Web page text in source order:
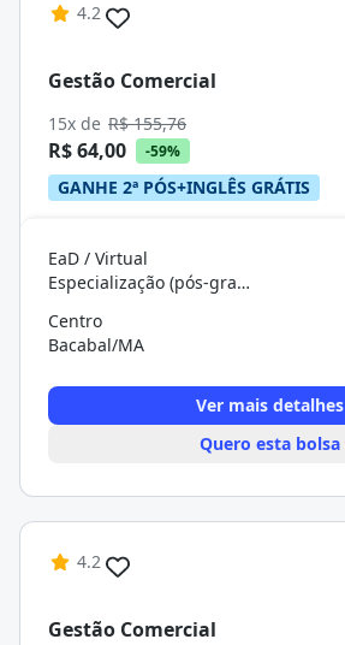
4.2
Gestão Comercial
15x de R$ 155,76
R$ 64,00 -59%
GANHE 2ª PÓS+INGLÊS GRÁTIS
EaD / Virtual
Especialização (pós-graduação)
Centro
Bacabal/MA
Ver mais detalhes
Quero esta bolsa
4.2
Gestão Comercial